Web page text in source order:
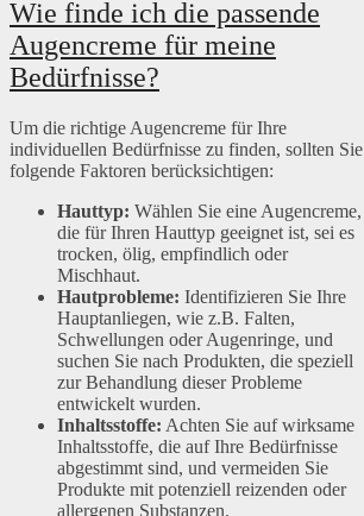
Wie finde ich die passende
Augencreme für meine
Bedürfnisse?
Um die richtige Augencreme für Ihre
individuellen Bedürfnisse zu finden, sollten Sie
folgende Faktoren berücksichtigen:
Hauttyp: Wählen Sie eine Augencreme,
die für Ihren Hauttyp geeignet ist, sei es
trocken, ölig, empfindlich oder
Mischhaut.
Hautprobleme: Identifizieren Sie Ihre
Hauptanliegen, wie z.B. Falten,
Schwellungen oder Augenringe, und
suchen Sie nach Produkten, die speziell
zur Behandlung dieser Probleme
entwickelt wurden.
Inhaltsstoffe: Achten Sie auf wirksame
Inhaltsstoffe, die auf Ihre Bedürfnisse
abgestimmt sind, und vermeiden Sie
Produkte mit potenziell reizenden oder
allergenen Substanzen.